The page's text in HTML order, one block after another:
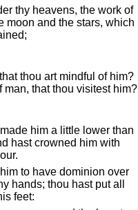
thy heavens, the work of
moon and the stars, which
thou art mindful of him?
man, that thou visitest him?
him a little lower than
hast crowned him with
to have dominion over
hands; thou hast put all
feet: